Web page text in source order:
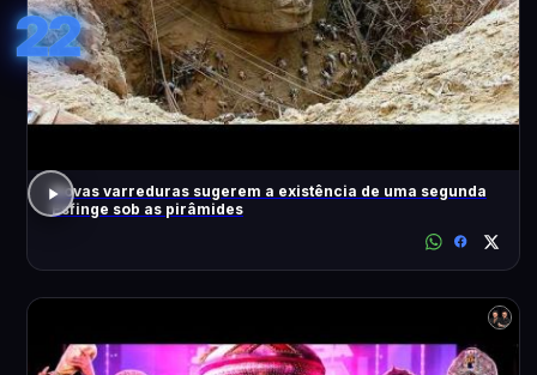
22
Novas varreduras sugerem a existência de uma segunda
Esfinge sob as pirâmides